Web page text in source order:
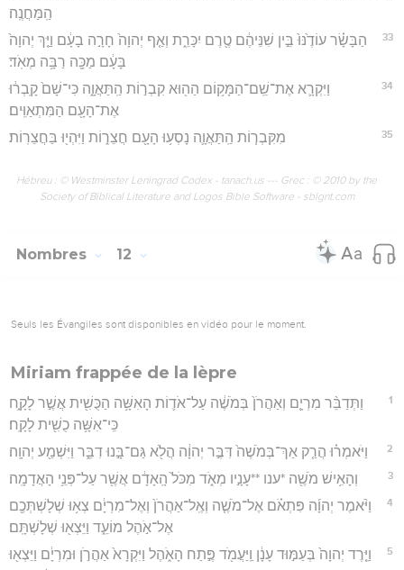
הַֽמַּחֲנֶֽה׃
33
הַבָּשָׂ֗ר עוֹדֶ֙נּוּ֙ בֵּ֣ין שִׁנֵּיהֶ֔ם טֶ֖רֶם יִכָּרֵ֑ת וְאַ֤ף יְהוָה֙ חָרָ֣ה בָעָ֔ם וַיַּ֤ךְ יְהוָה֙
בָּעָ֔ם מַכָּ֖ה רַבָּ֥ה מְאֹֽד׃
34
וַיִּקְרָ֛א אֶת־שֵֽׁם־הַמָּק֥וֹם הַה֖וּא קִבְר֣וֹת הַֽתַּאֲוָ֑ה כִּי־שָׁם֙ קָֽבְר֔וּ
אֶת־הָעָ֖ם הַמִּתְאַוִּֽים׃
35 מִקִּבְר֧וֹת הַֽתַּאֲוָ֛ה נָסְע֥וּ הָעָ֖ם חֲצֵר֑וֹת וַיִּהְי֖וּ בַּחֲצֵרֽוֹת׃
Hébreu : © Westminster Leningrad Codex - tanach.us --- Grec : © 2010 by the
Society of Biblical Literature and Logos Bible Software - sblgnt.com
Nombres 12
Seuls les Évangiles sont disponibles en vidéo pour le moment.
Miriam frappée de la lèpre
1
וַתְּדַבֵּ֨ר מִרְיָ֤ם וְאַהֲרֹן֙ בְּמֹשֶׁ֔ה עַל־אֹד֛וֹת הָאִשָּׁ֥ה הַכֻּשִׁ֖ית אֲשֶׁ֣ר לָקָ֑ח
כִּֽי־אִשָּׁ֥ה כֻשִׁ֖ית לָקָֽח׃
2 וַיֹּאמְר֗וּ הֲרַ֤ק אַךְ־בְּמֹשֶׁה֙ דִּבֶּ֣ר יְהוָ֔ה הֲלֹ֖א גַּם־בָּ֣נוּ דִבֵּ֑ר וַיִּשְׁמַ֖ע יְהוָֽה׃
3 וְהָאִ֥ישׁ מֹשֶׁ֖ה *ענו **עָנָ֣יו מְאֹ֑ד מִכֹּל֙ הָֽאָדָ֔ם אֲשֶׁ֖ר עַל־פְּנֵ֥י הָאֲדָמָֽה׃
4
וַיֹּ֨אמֶר יְהוָ֜ה פִּתְאֹ֗ם אֶל־מֹשֶׁ֤ה וְאֶֽל־אַהֲרֹן֙ וְאֶל־מִרְיָ֔ם צְא֥וּ שְׁלָשְׁתְּכֶ֖ם
אֶל־אֹ֣הֶל מוֹעֵ֑ד וַיֵּצְא֖וּ שְׁלָשְׁתָּֽם׃
5
וַיֵּ֤רֶד יְהוָה֙ בְּעַמּ֣וּד עָנָ֔ן וַֽיַּעֲמֹ֖ד פֶּ֣תַח הָאֹ֑הֶל וַיִּקְרָא֙ אַהֲרֹ֣ן וּמִרְיָ֔ם וַיֵּצְא֖וּ